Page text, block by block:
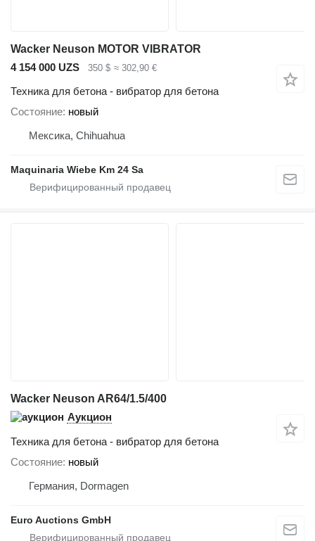
Wacker Neuson MOTOR VIBRATOR
4 154 000 UZS
350 $ ≈ 302,90 €
Техника для бетона - вибратор для бетона
Состояние новый
Мексика, Chihuahua
Maquinaria Wiebe Km 24 Sa
Wacker Neuson AR64/1.5/400
Аукцион
Техника для бетона - вибратор для бетона
Состояние новый
Германия, Dormagen
Euro Auctions GmbH